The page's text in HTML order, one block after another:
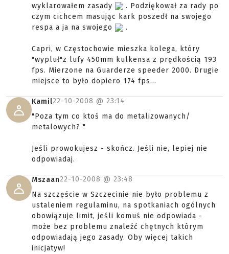
wyklarowałem zasady
. Podziękował za rady po
czym cichcem masując kark poszedł na swojego
respa a ja na swojego
.
Capri, w Częstochowie mieszka kolega, który
"wypluł"z lufy 450mm kulkensa z prędkością 193
fps. Mierzone na Guarderze speeder 2000. Drugie
miejsce to było dopiero 174 fps...
Kamil22-10-2008 @ 23:14
"Poza tym co ktoś ma do metalizowanych/
metalowych? "
Jeśli prowokujesz - skończ. Jeśli nie, lepiej nie
odpowiadaj.
Mszaan22-10-2008 @ 23:48
Na szczęście w Szczecinie nie było problemu z
ustaleniem regulaminu, na spotkaniach ogólnych
obowiązuje limit, jeśli komuś nie odpowiada -
może bez problemu znaleźć chętnych którym
odpowiadają jego zasady. Oby więcej takich
inicjatyw!